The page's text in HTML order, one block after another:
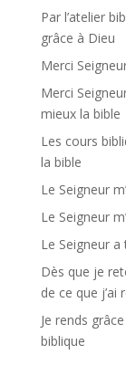
Par l’atelier
grâce à Dieu
Merci
Merci
mieux la bible
Les cours
la bible
Le Seigneur
Le Seigneur
Le Seigneur
Dès que je
de ce que j’ai
Je rends
biblique